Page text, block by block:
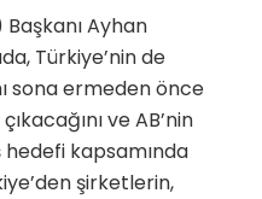
Başkanı Ayhan
Türkiye’nin de
sona ermeden önce
ve AB’nin
kapsamında
şirketlerin,